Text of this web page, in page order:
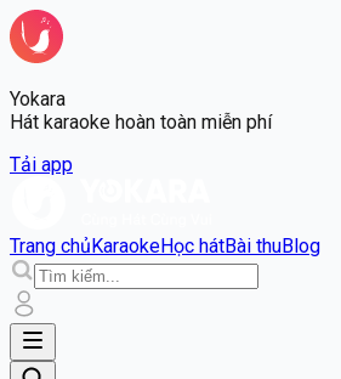
Yokara
Hát karaoke hoàn toàn miễn phí
Tải app
Trang chủKaraokeHọc hátBài thuBlog